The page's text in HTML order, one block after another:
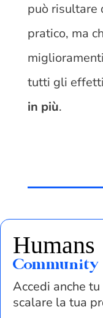
può risultare
pratico, ma
tutti gli effetti
in più.
Humans
Community
Accedi anche
scalare la tua